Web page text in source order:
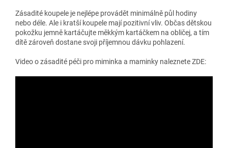
Zásadité koupele je nejlépe provádět minimálně půl hodiny
nebo déle. Ale i kratší koupele mají pozitivní vliv. Občas dětskou
pokožku jemně kartáčujte měkkým kartáčkem na obličej, a tím
dítě zároveň dostane svoji příjemnou dávku pohlazení.
Video o zásadité péči pro miminka a maminky naleznete ZDE: